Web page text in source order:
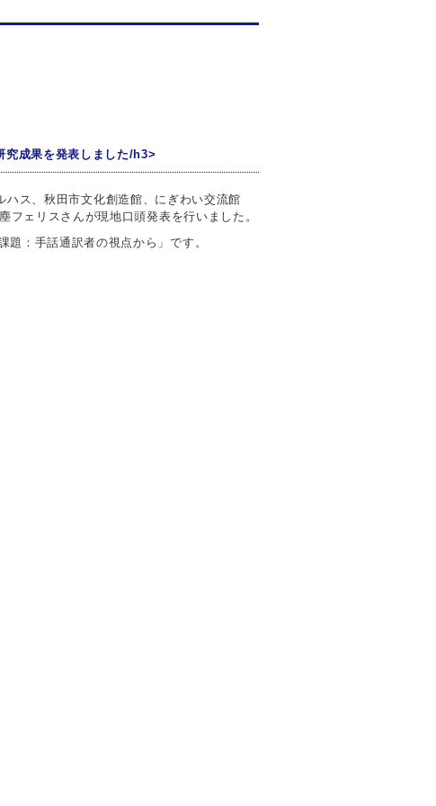
究成果を発表しました/h3>
ス、秋田市文化創造館、にぎわい交流館
ェリスさんが現地口頭発表を行いました。
：手話通訳者の視点から」です。